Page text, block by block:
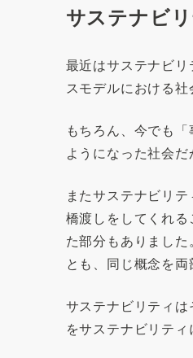
サステナビ
最近はサステナビ
スモデルにおける
もちろん、今でも
ようになった社会
またサステナビリ
橋渡しをしてくれ
た部分もありまし
とも、同じ概念を
サステナビリティ
をサステナビリテ